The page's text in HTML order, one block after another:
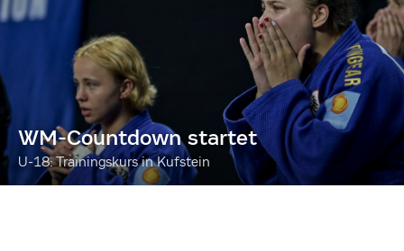
WM-Countdown startet
U-18: Trainingskurs in Kufstein